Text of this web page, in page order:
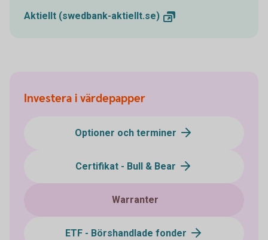
Aktiellt (swedbank-aktiellt.se)
Investera i värdepapper
Optioner och terminer
Certifikat - Bull & Bear
Warranter
ETF - Börshandlade fonder